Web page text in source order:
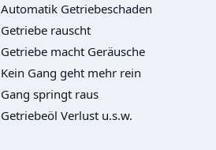
Automatik Getriebeschaden
Getriebe rauscht
Getriebe macht Geräusche
Kein Gang geht mehr rein
Gang springt raus
Getriebeöl Verlust u.s.w.